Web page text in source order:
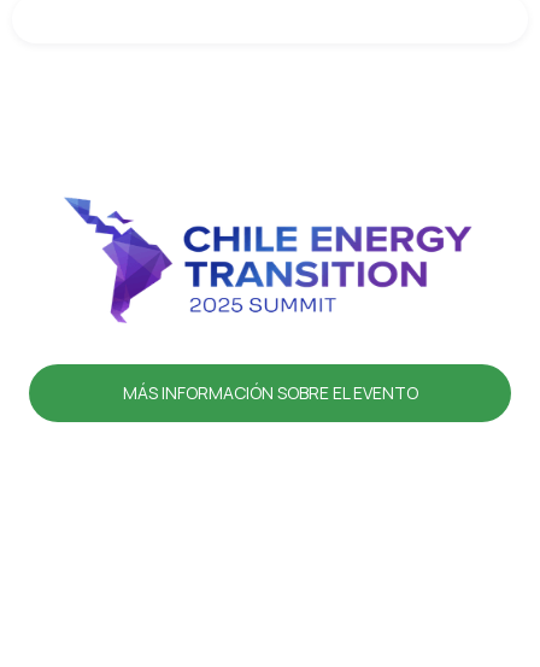
MÁS INFORMACIÓN SOBRE EL EVENTO